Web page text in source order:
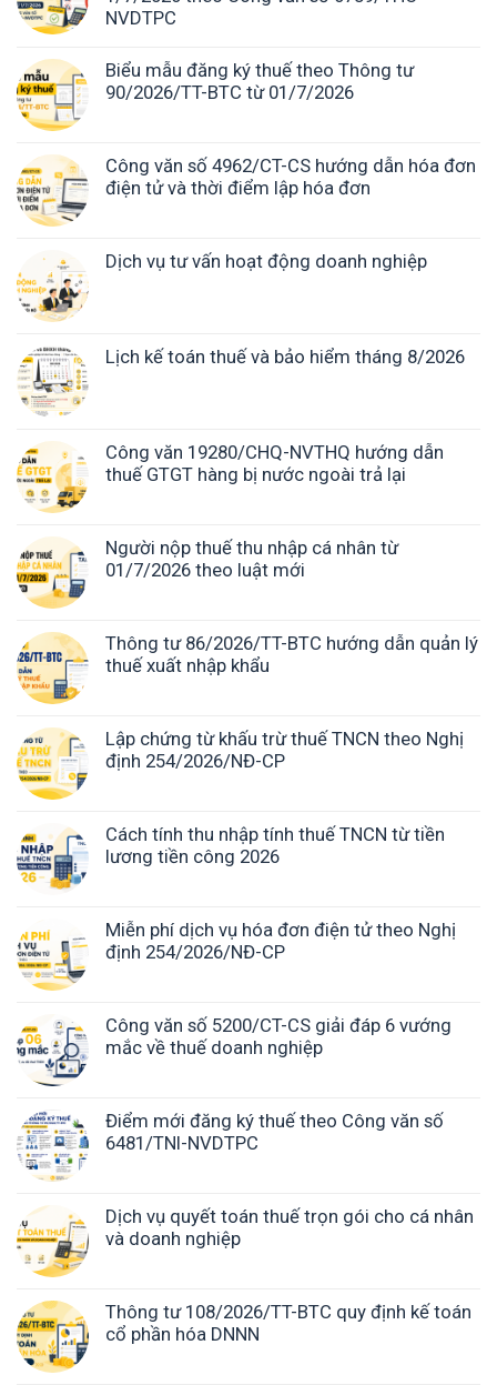
NVDTPC
Biểu mẫu đăng ký thuế theo Thông tư
90/2026/TT-BTC từ 01/7/2026
Công văn số 4962/CT-CS hướng dẫn hóa đơn
điện tử và thời điểm lập hóa đơn
Dịch vụ tư vấn hoạt động doanh nghiệp
Lịch kế toán thuế và bảo hiểm tháng 8/2026
Công văn 19280/CHQ-NVTHQ hướng dẫn
thuế GTGT hàng bị nước ngoài trả lại
Người nộp thuế thu nhập cá nhân từ
01/7/2026 theo luật mới
Thông tư 86/2026/TT-BTC hướng dẫn quản lý
thuế xuất nhập khẩu
Lập chứng từ khấu trừ thuế TNCN theo Nghị
định 254/2026/NĐ-CP
Cách tính thu nhập tính thuế TNCN từ tiền
lương tiền công 2026
Miễn phí dịch vụ hóa đơn điện tử theo Nghị
định 254/2026/NĐ-CP
Công văn số 5200/CT-CS giải đáp 6 vướng
mắc về thuế doanh nghiệp
Điểm mới đăng ký thuế theo Công văn số
6481/TNI-NVDTPC
Dịch vụ quyết toán thuế trọn gói cho cá nhân
và doanh nghiệp
Thông tư 108/2026/TT-BTC quy định kế toán
cổ phần hóa DNNN